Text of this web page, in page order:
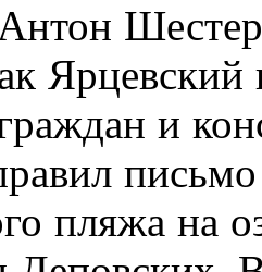
Ярцевский
и
пляжа на